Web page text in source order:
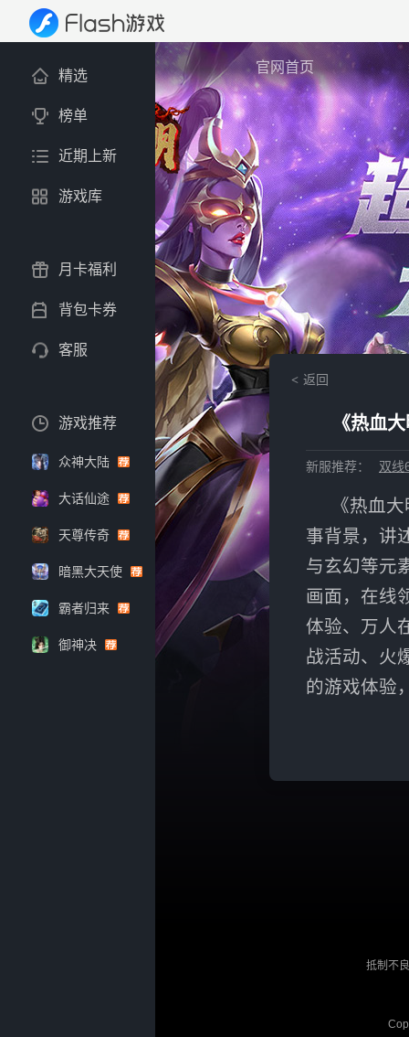
官网首页
返回
《热血
新服推荐： 双线
《热血
事背景，讲
与玄幻等元
画面，在线
体验、万人
战活动、火
的游戏体验
精选
榜单
近期上新
游戏库
月卡福利
背包卡券
客服
游戏推荐
众神大陆
大话仙途
天尊传奇
暗黑大天使
霸者归来
御神决
抵制不